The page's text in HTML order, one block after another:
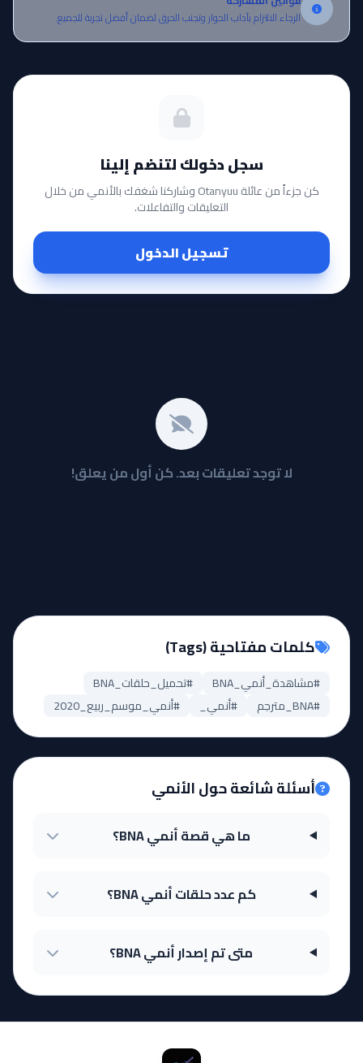
الرجاء الالتزام بآداب الحوار وتجنب الحرق لضمان أفضل تجربة للجميع.
سجل دخولك لتنضم إلينا
كن جزءاً من عائلة Otanyuu وشاركنا شغفك بالأنمي من خلال
التعليقات والتفاعلات.
تسجيل الدخول
لا توجد تعليقات بعد. كن أول من يعلق!
كلمات مفتاحية (Tags)
#مشاهدة_أنمي_BNA
#تحميل_حلقات_BNA
#BNA_مترجم
#أنمي_ #أنمي_موسم_ربيع_2020
أسئلة شائعة حول الأنمي
ما هي قصة أنمي BNA؟
كم عدد حلقات أنمي BNA؟
متى تم إصدار أنمي BNA؟